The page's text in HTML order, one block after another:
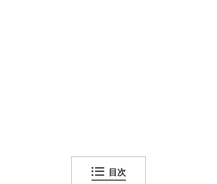
目次